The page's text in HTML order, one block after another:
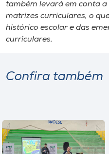
também levará em conta
matrizes curriculares, o
histórico escolar e das
curriculares.
Confira também